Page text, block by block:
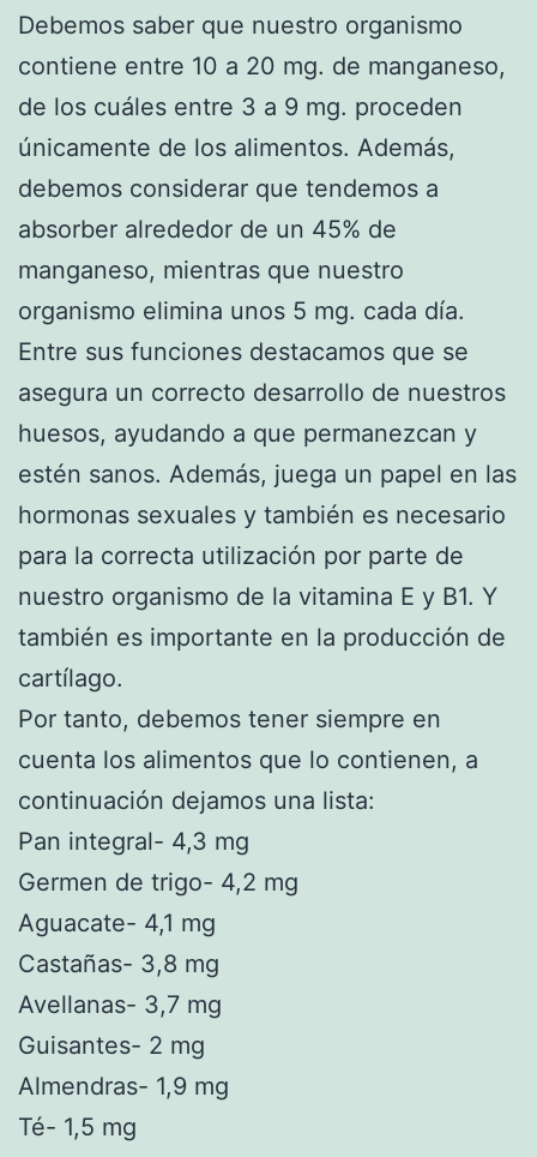
Debemos saber que nuestro organismo
contiene entre 10 a 20 mg. de manganeso,
de los cuáles entre 3 a 9 mg. proceden
únicamente de los alimentos. Además,
debemos considerar que tendemos a
absorber alrededor de un 45% de
manganeso, mientras que nuestro
organismo elimina unos 5 mg. cada día.
Entre sus funciones destacamos que se
asegura un correcto desarrollo de nuestros
huesos, ayudando a que permanezcan y
estén sanos. Además, juega un papel en las
hormonas sexuales y también es necesario
para la correcta utilización por parte de
nuestro organismo de la vitamina E y B1. Y
también es importante en la producción de
cartílago.
Por tanto, debemos tener siempre en
cuenta los alimentos que lo contienen, a
continuación dejamos una lista:
Pan integral- 4,3 mg
Germen de trigo- 4,2 mg
Aguacate- 4,1 mg
Castañas- 3,8 mg
Avellanas- 3,7 mg
Guisantes- 2 mg
Almendras- 1,9 mg
Té- 1,5 mg